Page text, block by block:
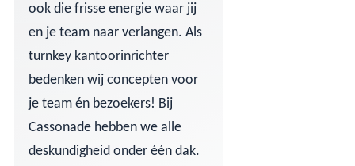
ook die frisse energie waar jij
en je team naar verlangen. Als
turnkey kantoorinrichter
bedenken wij concepten voor
je team én bezoekers! Bij
Cassonade hebben we alle
deskundigheid onder één dak.